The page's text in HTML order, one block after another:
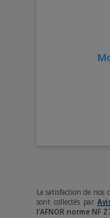
La satisfaction de
sont collectés par
l'AFNOR norme NF